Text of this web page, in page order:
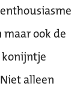
ook de
alleen